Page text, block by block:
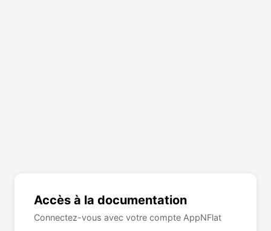
Accès à la documentation
Connectez-vous avec votre compte AppNFlat